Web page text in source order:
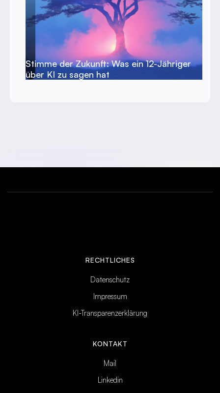
Stimme der Zukunft: Was ein 12-Jähriger
über KI zu sagen hat
RECHTLICHES
Datenschutz
Impressum
KI-Transparenzerklärung
KONTAKT
Mail
Linkedin